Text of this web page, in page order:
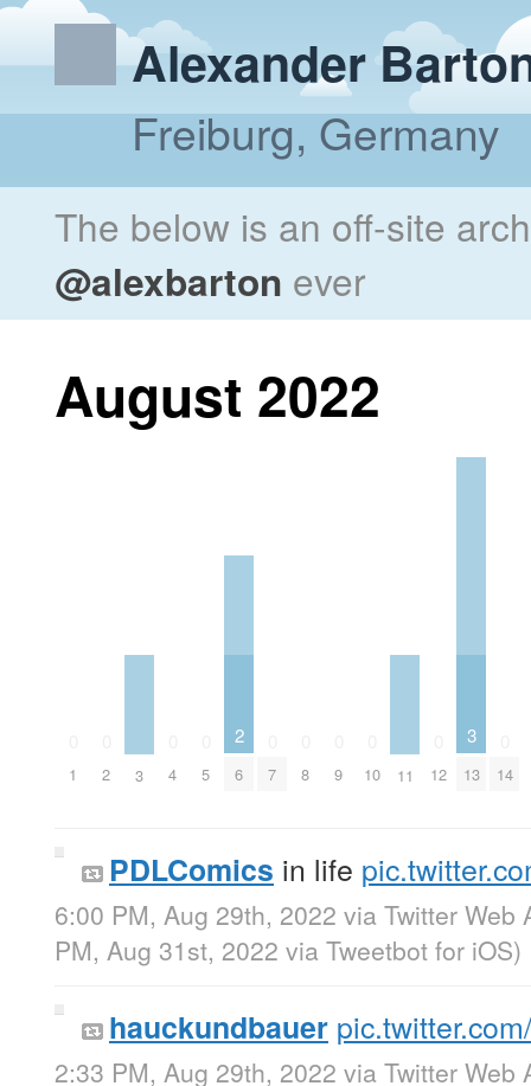
Alexander
Freiburg, Germany
The below is an off-site
@alexbarton ever
August 2022
1 2 3 4 5
2
6 7 8 9 10 11 12
3
13 14
PDLComics in life
6:00 PM, Aug 29th, 2022 via Twitter Web
PM, Aug 31st, 2022 via Tweetbot for iΟS)
hauckundbauer
2:33 PM, Aug 29th, 2022 via Twitter Web